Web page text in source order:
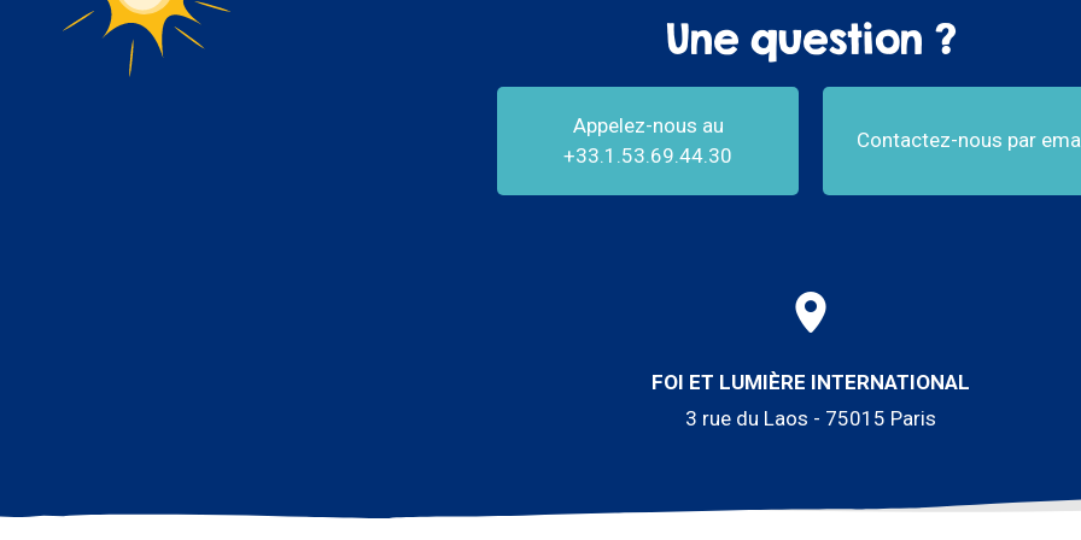
Une question ?
Appelez-nous au
+33.1.53.69.44.30
Contactez-nous par
FOI ET LUMIÈRE INTERNATIONAL
3 rue du Laos - 75015 Paris